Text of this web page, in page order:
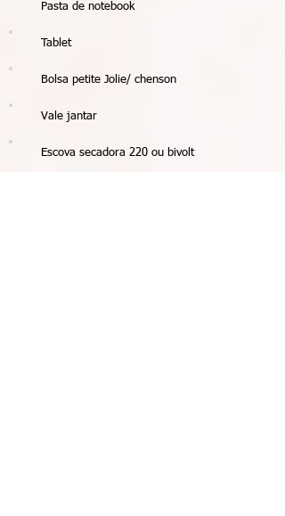
Pasta de notebook
Tablet
Bolsa petite Jolie/ chenson
Vale jantar
Escova secadora 220 ou bivolt